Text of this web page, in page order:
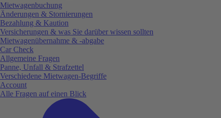
Mietwagenbuchung
Änderungen & Stornierungen
Bezahlung & Kaution
Versicherungen & was Sie darüber wissen sollten
Mietwagenübernahme & -abgabe
Car Check
Allgemeine Fragen
Panne, Unfall & Strafzettel
Verschiedene Mietwagen-Begriffe
Account
Alle Fragen auf einen Blick